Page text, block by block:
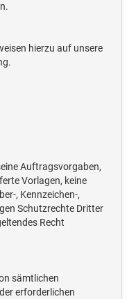
hierzu auf unsere
Auftragsvorgaben,
Vorlagen, keine
, Kennzeichen-,
Schutzrechte Dritter
Recht
sämtlichen
erforderlichen